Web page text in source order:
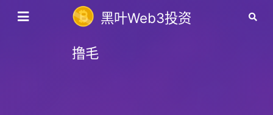
黑叶Web3投资
撸毛